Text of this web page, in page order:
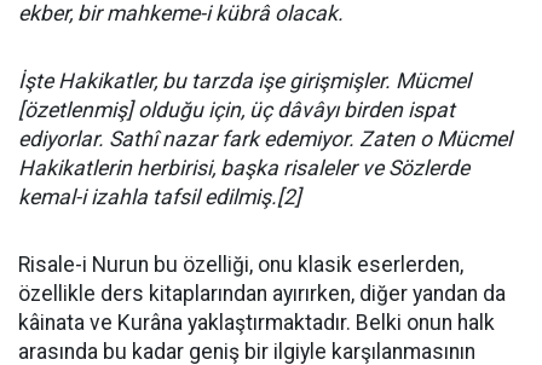
ekber, bir mahkeme-i kübrâ olacak.
İşte Hakikatler, bu tarzda işe girişmişler. Mücmel
[özetlenmiş] olduğu için, üç dâvâyı birden ispat
ediyorlar. Sathî nazar fark edemiyor. Zaten o Mücmel
Hakikatlerin herbirisi, başka risaleler ve Sözlerde
kemal-i izahla tafsil edilmiş.[2]
Risale-i Nurun bu özelliği, onu klasik eserlerden,
özellikle ders kitaplarından ayırırken, diğer yandan da
kâinata ve Kurâna yaklaştırmaktadır. Belki onun halk
arasında bu kadar geniş bir ilgiyle karşılanmasının